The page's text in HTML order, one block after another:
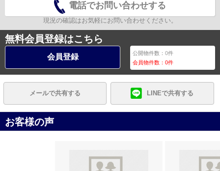
電話でお問い合わせする
現況の確認はお気軽にお問い合わせください。
無料会員登録はこちら
会員登録 公開物件数：0件
会員物件数：0件
メールで共有する LINEで共有する
お客様の声